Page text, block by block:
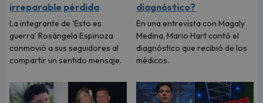
irreparable pérdida
La integrante de 'Esto es
guerra' Rosángela Espinoza
conmovió a sus seguidores al
compartir un sentido mensaje.
diagnóstico?
En una entrevista con Magaly
Medina, Mario Hart contó el
diagnóstico que recibió de los
médicos.